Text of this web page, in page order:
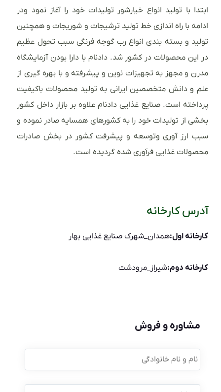
ابتدا با تولید انواع خیارشور تولیدات خود را آغاز نمود ودر
ادامه با راه اندازی خط تولید ترشیجات و شوریجات و همچنین
تولید و بسته بندی انواع رب گوجه فرنگی سبب تحول عظیم
در این محصولات در کشور شد. دادنام با دارا بودن آزمایشگاه
مدرن و مجهز به تجهیزات نوین و پیشرفته و با بهره گیری از
علم و دانش متخصصین ایرانی به تولید محصولات باکیفیت
پرداخته است. صنایع غذایی دادنام علاوه بر بازار داخل کشور
بخشی از تولیدات خود را به کشورهای همسایه صادر نموده و
سبب ارز آوری وتوسعه و پیشرفت کشور در بخش صادرات
محصولات غذایی فرآوری شده گردیده است.
آدرس کارخانه
کارخانه اول:همدان_شهرک صنایع غذایی بهار
کارخانه دوم:شیراز_مرودشت
مشاوره و فروش
نام
و
نام
موبایل *